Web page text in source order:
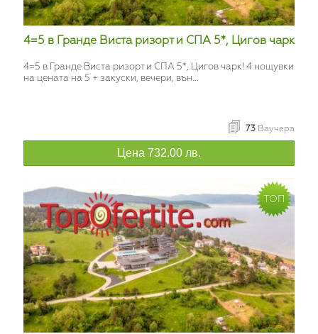
4=5 в Гранде Виста ризорт и СПА 5*, Цигов чарк
4=5 в Гранде Виста ризорт и СПА 5*, Цигов чарк! 4 нощувки
на цената на 5 + закуски, вечери, вън...
73 Ваучера
Цена 732.00 лв.
ТОП